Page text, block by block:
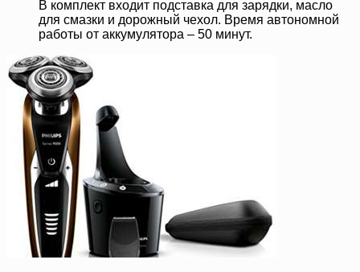
В комплект входит подставка для зарядки, масло
для смазки и дорожный чехол. Время автономной
работы от аккумулятора – 50 минут.